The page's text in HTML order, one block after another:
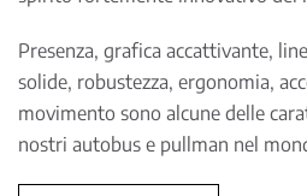
Presenza, grafica accattivante,
solide, robustezza, ergonomia,
movimento sono alcune delle
nostri autobus e pullman nel